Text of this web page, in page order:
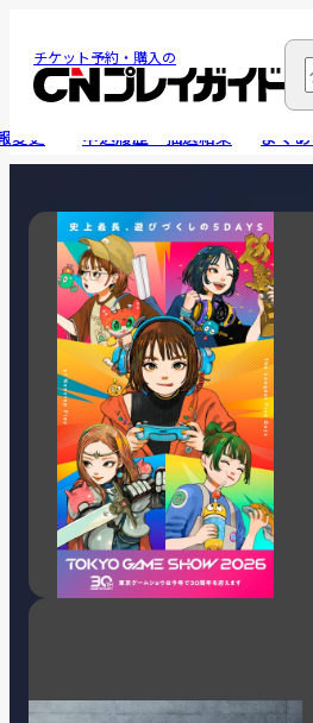
チケット予約・購入の
変更 申込履歴・抽選結果 よく